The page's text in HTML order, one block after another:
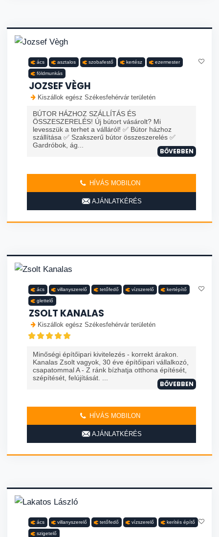
ács asztalos szobafestő kertész ezermester
földmunkás
JOZSEF VÈGH
Kiszállok egész Székesfehérvár területén
BÚTOR HÁZHOZ SZÁLLÍTÁS ÉS
ÖSSZESZERELÉS! Új bútort vásárolt? Mi
levesszük a terhet a válláról! ✅ Bútor házhoz
szállítása ✅ Szakszerű bútor összeszerelés ✅
Gardróbok, ág...
BŐVEBBEN
HÍVÁS MOBILON
AJÁNLATKÉRÉS
ács villanyszerelő tetőfedő vízszerelő kertépítő
glettelő
ZSOLT KANALAS
Kiszállok egész Székesfehérvár területén
Minőségi építőipari kivitelezés - korrekt árakon.
Kanalas Zsolt vagyok, 30 éve építőipari vállalkozó,
csapatommal A - Z ránk bízhatja otthona építését,
szépítését, felújítását. ...
BŐVEBBEN
HÍVÁS MOBILON
AJÁNLATKÉRÉS
ács villanyszerelő tetőfedő vízszerelő kerítés építő
szigetelő